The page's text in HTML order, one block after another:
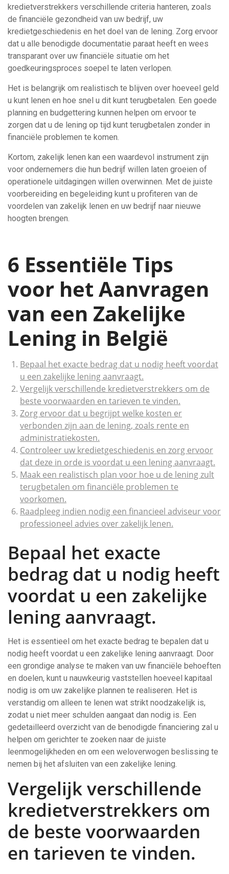
kredietverstrekkers verschillende criteria hanteren, zoals
de financiële gezondheid van uw bedrijf, uw
kredietgeschiedenis en het doel van de lening. Zorg ervoor
dat u alle benodigde documentatie paraat heeft en wees
transparant over uw financiële situatie om het
goedkeuringsproces soepel te laten verlopen.
Het is belangrijk om realistisch te blijven over hoeveel geld
u kunt lenen en hoe snel u dit kunt terugbetalen. Een goede
planning en budgettering kunnen helpen om ervoor te
zorgen dat u de lening op tijd kunt terugbetalen zonder in
financiële problemen te komen.
Kortom, zakelijk lenen kan een waardevol instrument zijn
voor ondernemers die hun bedrijf willen laten groeien of
operationele uitdagingen willen overwinnen. Met de juiste
voorbereiding en begeleiding kunt u profiteren van de
voordelen van zakelijk lenen en uw bedrijf naar nieuwe
hoogten brengen.
6 Essentiële Tips
voor het Aanvragen
van een Zakelijke
Lening in België
Bepaal het exacte bedrag dat u nodig heeft voordat
u een zakelijke lening aanvraagt.
Vergelijk verschillende kredietverstrekkers om de
beste voorwaarden en tarieven te vinden.
Zorg ervoor dat u begrijpt welke kosten er
verbonden zijn aan de lening, zoals rente en
administratiekosten.
Controleer uw kredietgeschiedenis en zorg ervoor
dat deze in orde is voordat u een lening aanvraagt.
Maak een realistisch plan voor hoe u de lening zult
terugbetalen om financiële problemen te
voorkomen.
Raadpleeg indien nodig een financieel adviseur voor
professioneel advies over zakelijk lenen.
Bepaal het exacte
bedrag dat u nodig heeft
voordat u een zakelijke
lening aanvraagt.
Het is essentieel om het exacte bedrag te bepalen dat u
nodig heeft voordat u een zakelijke lening aanvraagt. Door
een grondige analyse te maken van uw financiële behoeften
en doelen, kunt u nauwkeurig vaststellen hoeveel kapitaal
nodig is om uw zakelijke plannen te realiseren. Het is
verstandig om alleen te lenen wat strikt noodzakelijk is,
zodat u niet meer schulden aangaat dan nodig is. Een
gedetailleerd overzicht van de benodigde financiering zal u
helpen om gerichter te zoeken naar de juiste
leenmogelijkheden en om een weloverwogen beslissing te
nemen bij het afsluiten van een zakelijke lening.
Vergelijk verschillende
kredietverstrekkers om
de beste voorwaarden
en tarieven te vinden.